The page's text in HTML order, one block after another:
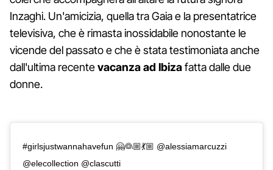
Inzaghi. Un'amicizia, quella tra Gaia e la presentatrice
televisiva, che è rimasta inossidabile nonostante le
vicende del passato e che è stata testimoniata anche
dall'ultima recentevacanza ad Ibizafatta dalle due
donne.
#girlsjustwannahavefun 🤗👰🏼💃🏼 @alessiamarcuzzi
@elecollection @clascutti